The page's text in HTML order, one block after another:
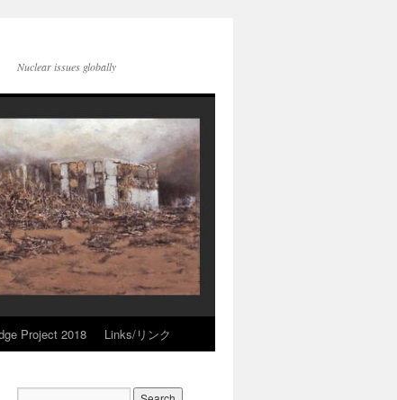
Nuclear issues globally
Project 2018 Links/リンク